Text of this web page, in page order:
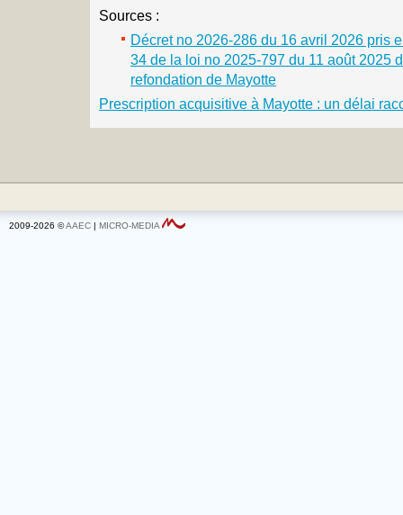
Sources :
Décret no 2026-286 du 16 avril 2026 pris
34 de la loi no 2025-797 du 11 août 2025
refondation de Mayotte
Prescription acquisitive à Mayotte : un délai
2009-2026 ©AAEC | MICRO-MEDIA